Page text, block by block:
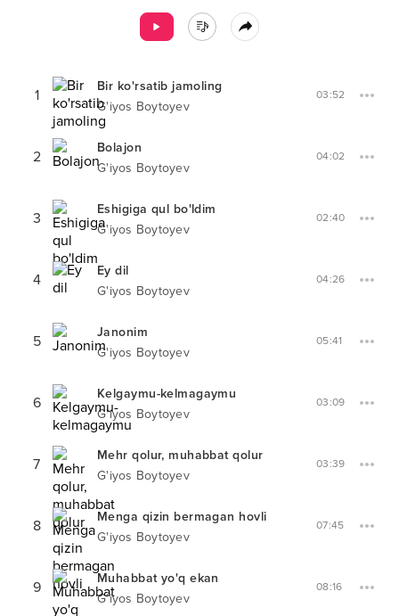
1
Bir ko'rsatib jamoling
G'iyos Boytoyev
03:52
2
Bolajon
G'iyos Boytoyev
04:02
3
Eshigiga qul bo'ldim
G'iyos Boytoyev
02:40
4
Ey dil
G'iyos Boytoyev
04:26
5
Janonim
G'iyos Boytoyev
05:41
6
Kelgaymu-kelmagaymu
G'iyos Boytoyev
03:09
7
Mehr qolur, muhabbat qolur
G'iyos Boytoyev
03:39
8
Menga qizin bermagan hovli
G'iyos Boytoyev
07:45
9
Muhabbat yo'q ekan
G'iyos Boytoyev
08:16